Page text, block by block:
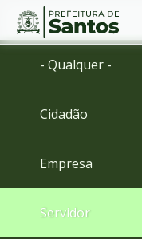
Ir
menu
Conteúdo
- Qualquer -
Cidadão
Empresa
Servidor